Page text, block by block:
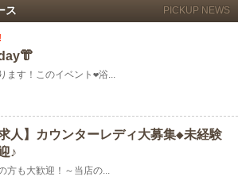
ス PICKUP NEWS
ます！このイベント❤浴...
求人】カウンターレディ大募集◆未経験
♪
方も大歓迎！～当店の...